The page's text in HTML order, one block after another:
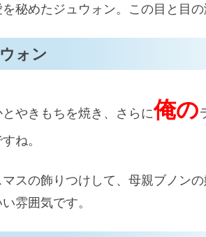
秘めたジュウォン。この目と目の
ォン
やきもちを焼き、さらに俺の
ね。
スの飾りつけして、母親ブノン
雰囲気です。